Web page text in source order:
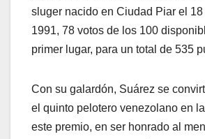
sluger nacido en Ciudad Piar el
1991, 78 votos de los 100
primer lugar, para un total de 535
Con su galardón, Suárez se
el quinto pelotero venezolano en
este premio, en ser honrado al